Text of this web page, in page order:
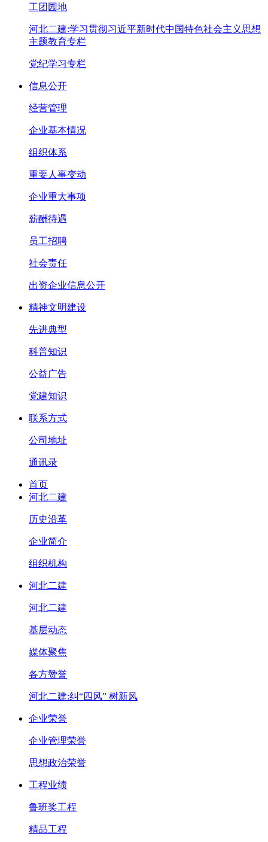
工团园地
河北二建:学习贯彻习近平新时代中国特色社会主义思想
主题教育专栏
党纪学习专栏
信息公开
经营管理
企业基本情况
组织体系
重要人事变动
企业重大事项
薪酬待遇
员工招聘
社会责任
出资企业信息公开
精神文明建设
先进典型
科普知识
公益广告
党建知识
联系方式
公司地址
通讯录
首页
河北二建
历史沿革
企业简介
组织机构
河北二建
河北二建
基层动态
媒体聚焦
各方赞誉
河北二建:纠“四风” 树新风
企业荣誉
企业管理荣誉
思想政治荣誉
工程业绩
鲁班奖工程
精品工程